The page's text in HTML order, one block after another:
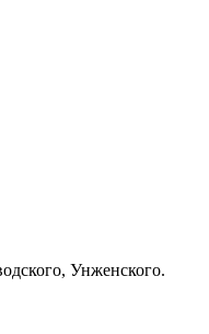
Унженского.